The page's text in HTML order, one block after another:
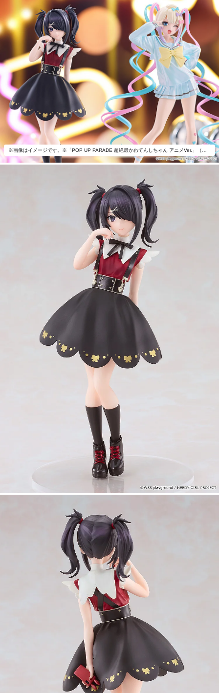
※画像はイメージです。※「POP UP PARADE 超絶最かわてんしちゃん アニメVer.」（別売）とあわせて飾ろう。